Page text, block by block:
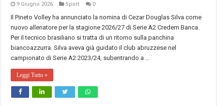
9 Giugno 2026 Sport 0
Il Pineto Volley ha annunciato la nomina di Cezar Douglas Silva come
nuovo allenatore per la stagione 2026/27 di Serie A2 Credem Banca.
Per il tecnico brasiliano si tratta di un ritorno sulla panchina
biancoazzurra. Silva aveva già guidato il club abruzzese nel
campionato di Serie A2 2023/24, subentrando a …
Leggi Tutto »